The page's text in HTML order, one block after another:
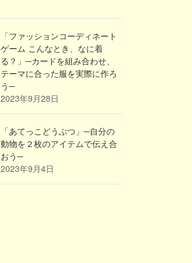
「ファッションコーディネート
ゲーム こんなとき、なに着
る？」─カードを組み合わせ、
テーマに合った服を実際に作ろ
う─
2023年9月28日
「あてっこどうぶつ」─自分の
動物を２枚のアイテムで伝え合
おう─
2023年9月4日